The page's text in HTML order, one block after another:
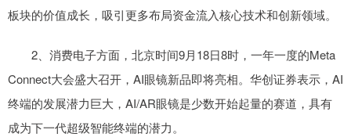
板块的价值成长，吸引更多布局资金流入核心技术和创新领域。
2、消费电子方面，北京时间9月18日8时，一年一度的Meta
Connect大会盛大召开，AI眼镜新品即将亮相。华创证券表示，AI
终端的发展潜力巨大，AI/AR眼镜是少数开始起量的赛道，具有
成为下一代超级智能终端的潜力。